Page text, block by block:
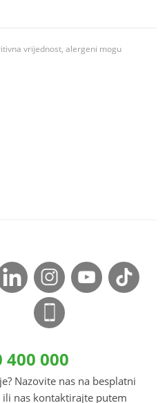
vrijednost, alergeni mogu
400 000
Nazovite nas na besplatni
nas kontaktirajte putem